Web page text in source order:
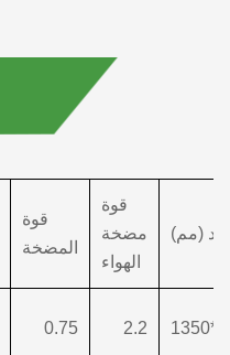
قوة
المضخة
قوة
مضخة
الهواء
(مم)
0.75 2.2